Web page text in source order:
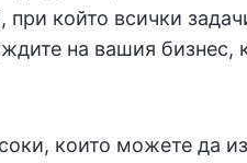
при който всички
на вашия бизнес,
които можете да